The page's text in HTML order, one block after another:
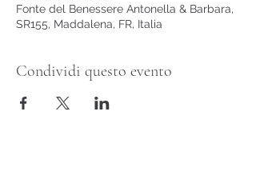
Fonte del Benessere Antonella & Barbara,
SR155, Maddalena, FR, Italia
Condividi questo evento